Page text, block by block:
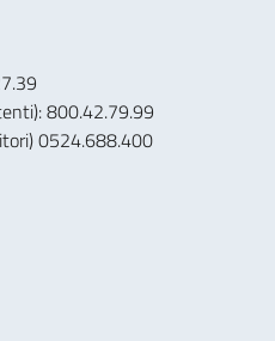
800.42.79.99
0524.688.400